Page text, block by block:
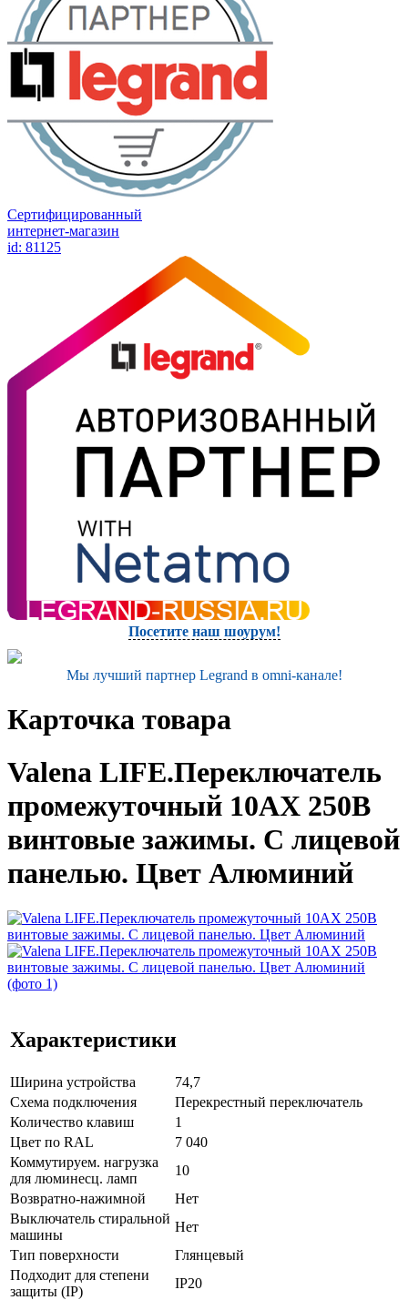
Сертифицированный
интернет-магазин
id: 81125
Посетите наш шоурум!
Мы лучший партнер Legrand в omni-канале!
Карточка товара
Valena LIFE.Переключатель
промежуточный 10АХ 250В
винтовые зажимы. С лицевой
панелью. Цвет Алюминий
Характеристики
Ширина устройства
74,7
Схема подключения
Перекрестный переключатель
Количество клавиш
1
Цвет по RAL
7 040
Коммутируем. нагрузка
для люминесц. ламп
10
Возвратно-нажимной
Нет
Выключатель стиральной
машины
Нет
Тип поверхности
Глянцевый
Подходит для степени
защиты (IP)
IP20